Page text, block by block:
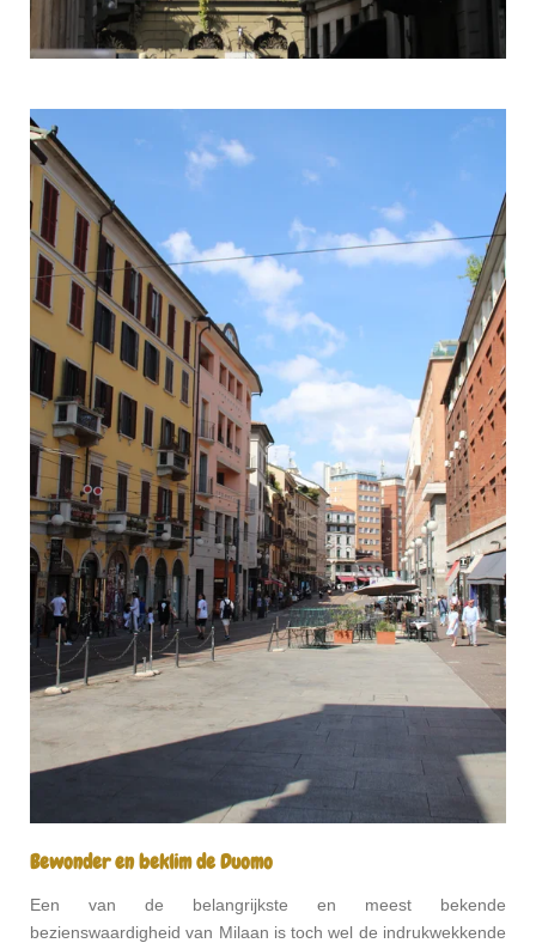
Bewonder en beklim de Duomo
Een van de belangrijkste en meest bekende
bezienswaardigheid van Milaan is toch wel de indrukwekkende